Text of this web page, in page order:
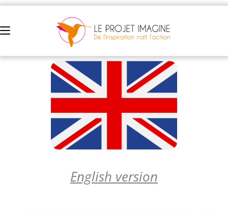
English version